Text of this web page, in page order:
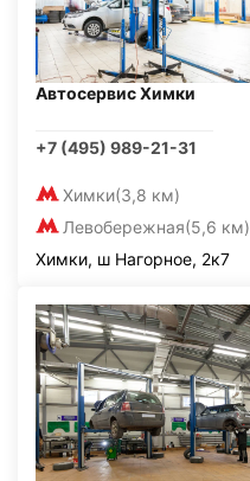
Автосервис Химки
+7 (495) 989-21-31
Химки(3,8 км)
Левобережная(5,6 км)
Химки, ш Нагорное, 2к7